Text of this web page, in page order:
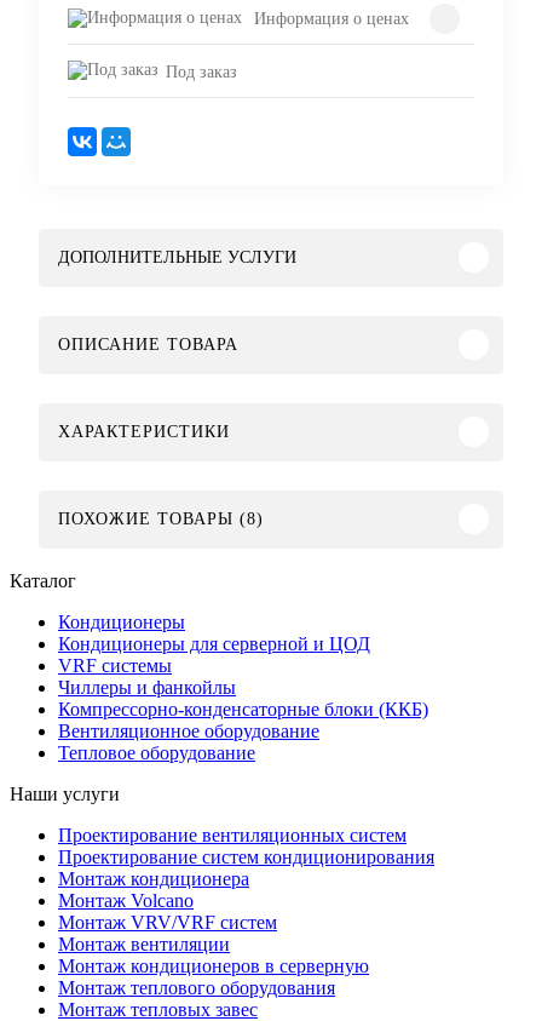
Информация о ценах
Под заказ
ДОПОЛНИТЕЛЬНЫЕ УСЛУГИ
ОПИСАНИЕ ТОВАРА
ХАРАКТЕРИСТИКИ
ПОХОЖИЕ ТОВАРЫ (8)
Каталог
Кондиционеры
Кондиционеры для серверной и ЦОД
VRF системы
Чиллеры и фанкойлы
Компрессорно-конденсаторные блоки (ККБ)
Вентиляционное оборудование
Тепловое оборудование
Наши услуги
Проектирование вентиляционных систем
Проектирование систем кондиционирования
Монтаж кондиционера
Монтаж Volcano
Монтаж VRV/VRF систем
Монтаж вентиляции
Монтаж кондиционеров в серверную
Монтаж теплового оборудования
Монтаж тепловых завес